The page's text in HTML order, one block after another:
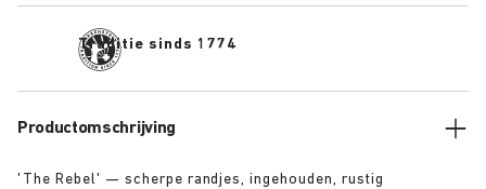
Traditie sinds 1774
Productomschrijving
'The Rebel' — scherpe randjes, ingehouden, rustig